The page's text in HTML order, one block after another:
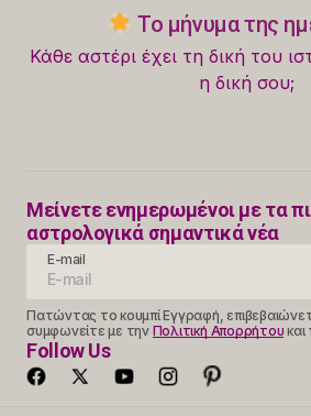
Το μήνυμα της
Κάθε αστέρι έχει τη δική του
η δική σου;
Μείνετε ενημερωμένοι με τα
αστρολογικά σημαντικά νέα
E-mail
Πατώντας το κουμπί Εγγραφή,
συμφωνείτε με την Πολιτική Απορρήτου και
Follow Us